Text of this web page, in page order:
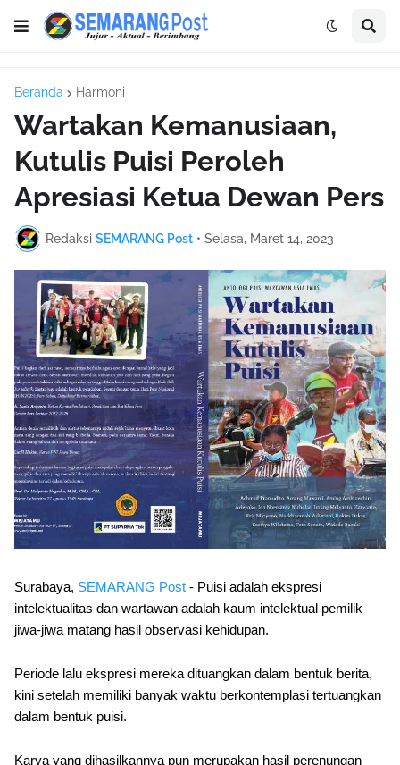
Beranda Harmoni
Wartakan Kemanusiaan,
Kutulis Puisi Peroleh
Apresiasi Ketua Dewan Pers
Redaksi SEMARANG Post • Selasa, Maret 14, 2023
Surabaya, SEMARANG Post - Puisi adalah ekspresi
intelektualitas dan wartawan adalah kaum intelektual pemilik
jiwa-jiwa matang hasil observasi kehidupan.
Periode lalu ekspresi mereka dituangkan dalam bentuk berita,
kini setelah memiliki banyak waktu berkontemplasi tertuangkan
dalam bentuk puisi.
Karya yang dihasilkannya pun merupakan hasil perenungan